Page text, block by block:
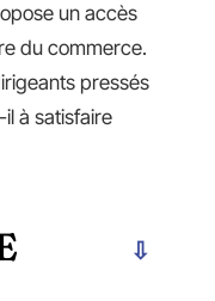
un accès
du commerce.
pressés
à satisfaire